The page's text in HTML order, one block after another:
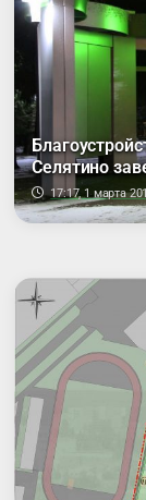
Селятино
17:17, 1 марта